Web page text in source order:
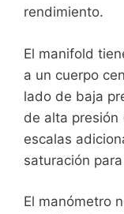
rendimiento.
El manifold
a un cuerpo
lado de baja
de alta presión
escalas
saturación
El manómetro